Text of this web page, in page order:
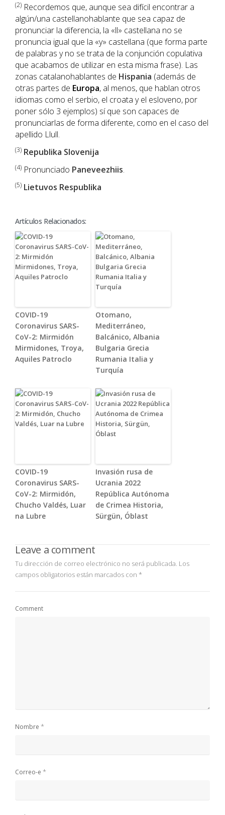
(2) Recordemos que, aunque sea difícil encontrar a
algún/una castellanohablante que sea capaz de
pronunciar la diferencia, la «ll» castellana no se
pronuncia igual que la «y» castellana (que forma parte
de palabras y no se trata de la conjunción copulativa
que acabamos de utilizar en esta misma frase). Las
zonas catalanohablantes de Hispania (además de
otras partes de Europa, al menos, que hablan otros
idiomas como el serbio, el croata y el esloveno, por
poner sólo 3 ejemplos) sí que son capaces de
pronunciarlas de forma diferente, como en el caso del
apellido Llull.
(3) Republika Slovenija
(4) Pronunciado Paneveezhiis.
(5) Lietuvos Respublika
Artículos Relacionados:
COVID-19
Coronavirus SARS-
CoV-2: Mirmidón
Mirmidones, Troya,
Aquiles Patroclo
Otomano,
Mediterráneo,
Balcánico, Albania
Bulgaria Grecia
Rumania Italia y
Turquía
COVID-19
Coronavirus SARS-
CoV-2: Mirmidón,
Chucho Valdés, Luar
na Lubre
Invasión rusa de
Ucrania 2022
República Autónoma
de Crimea Historia,
Sürgün, Óblast
Leave a comment
Tu dirección de correo electrónico no será publicada. Los
campos obligatorios están marcados con *
Comment
Nombre *
Correo-e *